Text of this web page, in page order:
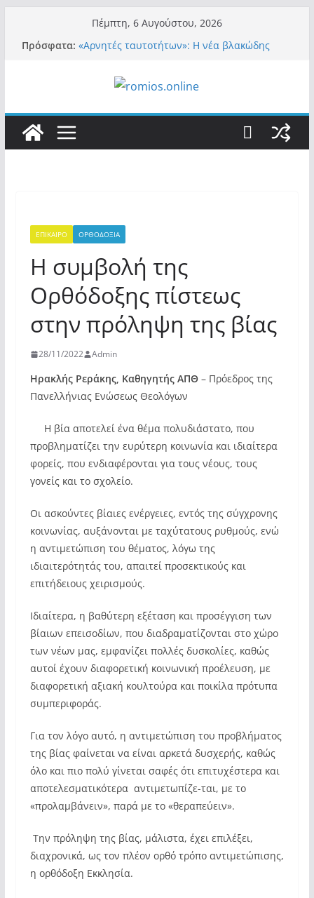
περιεχόμενο
Πέμπτη, 6 Αυγούστου, 2026
Πρόσφατα: «Αρνητές ταυτοτήτων»: Η νέα βλακώδης
Βόμβα: Με στήριξη Musk το νέο κόμμα
Κασιδιάρη – Οι ένοικοι του Μαξίμου σε
Ελλάδα
Σύρος: Βρετανίδα τουρίστρια έμεινε σε κώμα
42 ημέρες μετά από τσίμπημα τσιμπουριού!
ΕΠΙΚΑΙΡΟ ΟΡΘΟΔΟΞΙΑ
Η συμβολή της
Ορθόδοξης πίστεως
στην πρόληψη της βίας
28/11/2022 Admin
Ηρακλής Ρεράκης, Καθηγητής ΑΠΘ– Πρόεδρος της
Πανελλήνιας Ενώσεως Θεολόγων
Η βία αποτελεί ένα θέμα πολυδιάστατο, που
προβληματίζει την ευρύτερη κοινωνία και ιδιαίτερα
φορείς, που ενδιαφέρονται για τους νέους, τους
γονείς και το σχολείο.
Οι ασκούντες βίαιες ενέργειες, εντός της σύγχρονης
κοινωνίας, αυξάνονται με ταχύτατους ρυθμούς, ενώ
η αντιμετώπιση του θέματος, λόγω της
ιδιαιτερότητάς του, απαιτεί προσεκτικούς και
επιτήδειους χειρισμούς.
Ιδιαίτερα, η βαθύτερη εξέταση και προσέγγιση των
βίαιων επεισοδίων, που διαδραματίζονται στο χώρο
των νέων μας, εμφανίζει πολλές δυσκολίες, καθώς
αυτοί έχουν διαφορετική κοινωνική προέλευση, με
διαφορετική αξιακή κουλτούρα και ποικίλα πρότυπα
συμπεριφοράς.
Για τον λόγο αυτό, η αντιμετώπιση του προβλήματος
της βίας φαίνεται να είναι αρκετά δυσχερής, καθώς
όλο και πιο πολύ γίνεται σαφές ότι επιτυχέστερα και
αποτελεσματικότερα αντιμετωπίζε-ται, με το
«προλαμβάνειν», παρά με το «θεραπεύειν».
Την πρόληψη της βίας, μάλιστα, έχει επιλέξει,
διαχρονικά, ως τον πλέον ορθό τρόπο αντιμετώπισης,
η ορθόδοξη Εκκλησία.